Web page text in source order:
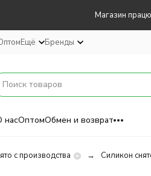
Магазин
Ещё Бренды
насОптомОбмен и возврат
с производства Силикон